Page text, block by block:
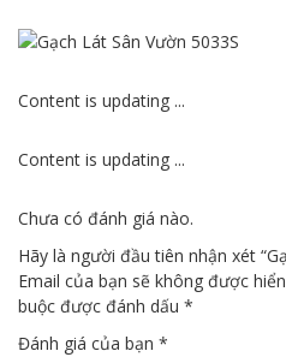
Content is updating ...
Content is updating ...
Chưa có đánh giá nào.
Hãy là người đầu tiên nhận xét
Email của bạn sẽ không được
buộc được đánh dấu *
Đánh giá của bạn *